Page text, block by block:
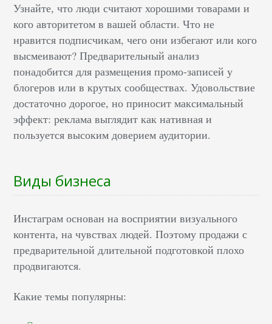
Узнайте, что люди считают хорошими товарами и
кого авторитетом в вашей области. Что не
нравится подписчикам, чего они избегают или кого
высмеивают? Предварительный анализ
понадобится для размещения промо-записей у
блогеров или в крутых сообществах. Удовольствие
достаточно дорогое, но приносит максимальный
эффект: реклама выглядит как нативная и
пользуется высоким доверием аудитории.
Виды бизнеса
Инстаграм основан на восприятии визуального
контента, на чувствах людей. Поэтому продажи с
предварительной длительной подготовкой плохо
продвигаются.
Какие темы популярны: